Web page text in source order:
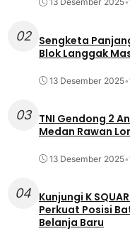
02
Sengketa
Blok Langgak
13 Desember 2025•
03
TNI Gendong 2
Medan Rawan
13 Desember 2025•
04 Kunjungi K
Perkuat Posisi
Belanja Baru